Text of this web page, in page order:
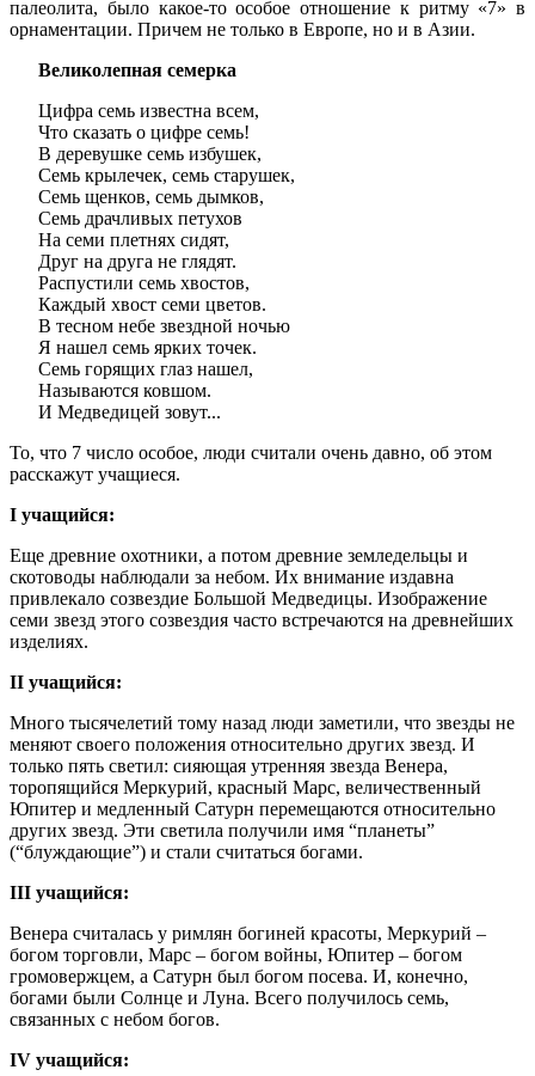
палеолита, было какое-то особое отношение к ритму «7» в
орнаментации. Причем не только в Европе, но и в Азии.
Великолепная семерка
Цифра семь известна всем,
Что сказать о цифре семь!
В деревушке семь избушек,
Семь крылечек, семь старушек,
Семь щенков, семь дымков,
Семь драчливых петухов
На семи плетнях сидят,
Друг на друга не глядят.
Распустили семь хвостов,
Каждый хвост семи цветов.
В тесном небе звездной ночью
Я нашел семь ярких точек.
Семь горящих глаз нашел,
Называются ковшом.
И Медведицей зовут...
То, что 7 число особое, люди считали очень давно, об этом
расскажут учащиеся.
I учащийся:
Еще древние охотники, а потом древние земледельцы и
скотоводы наблюдали за небом. Их внимание издавна
привлекало созвездие Большой Медведицы. Изображение
семи звезд этого созвездия часто встречаются на древнейших
изделиях.
II учащийся:
Много тысячелетий тому назад люди заметили, что звезды не
меняют своего положения относительно других звезд. И
только пять светил: сияющая утренняя звезда Венера,
торопящийся Меркурий, красный Марс, величественный
Юпитер и медленный Сатурн перемещаются относительно
других звезд. Эти светила получили имя “планеты”
(“блуждающие”) и стали считаться богами.
III учащийся:
Венера считалась у римлян богиней красоты, Меркурий –
богом торговли, Марс – богом войны, Юпитер – богом
громовержцем, а Сатурн был богом посева. И, конечно,
богами были Солнце и Луна. Всего получилось семь,
связанных с небом богов.
IV учащийся: